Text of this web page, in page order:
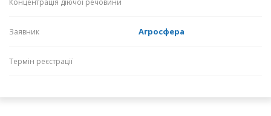
Концентрація діючої речовини
Заявник Агросфера
Термін реєстрації